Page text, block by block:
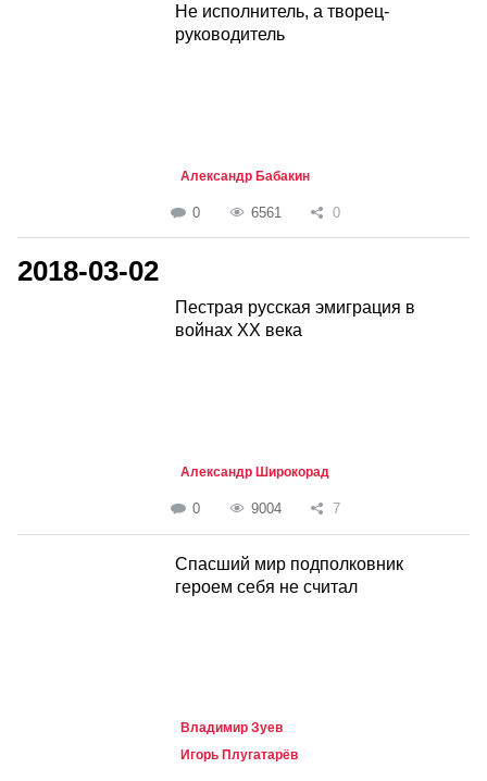
Не исполнитель, а творец-
руководитель
Александр Бабакин
0 6561 0
2018-03-02
Пестрая русская эмиграция в
войнах ХХ века
Александр Широкорад
0 9004 7
Спасший мир подполковник
героем себя не считал
Владимир Зуев
Игорь Плугатарёв